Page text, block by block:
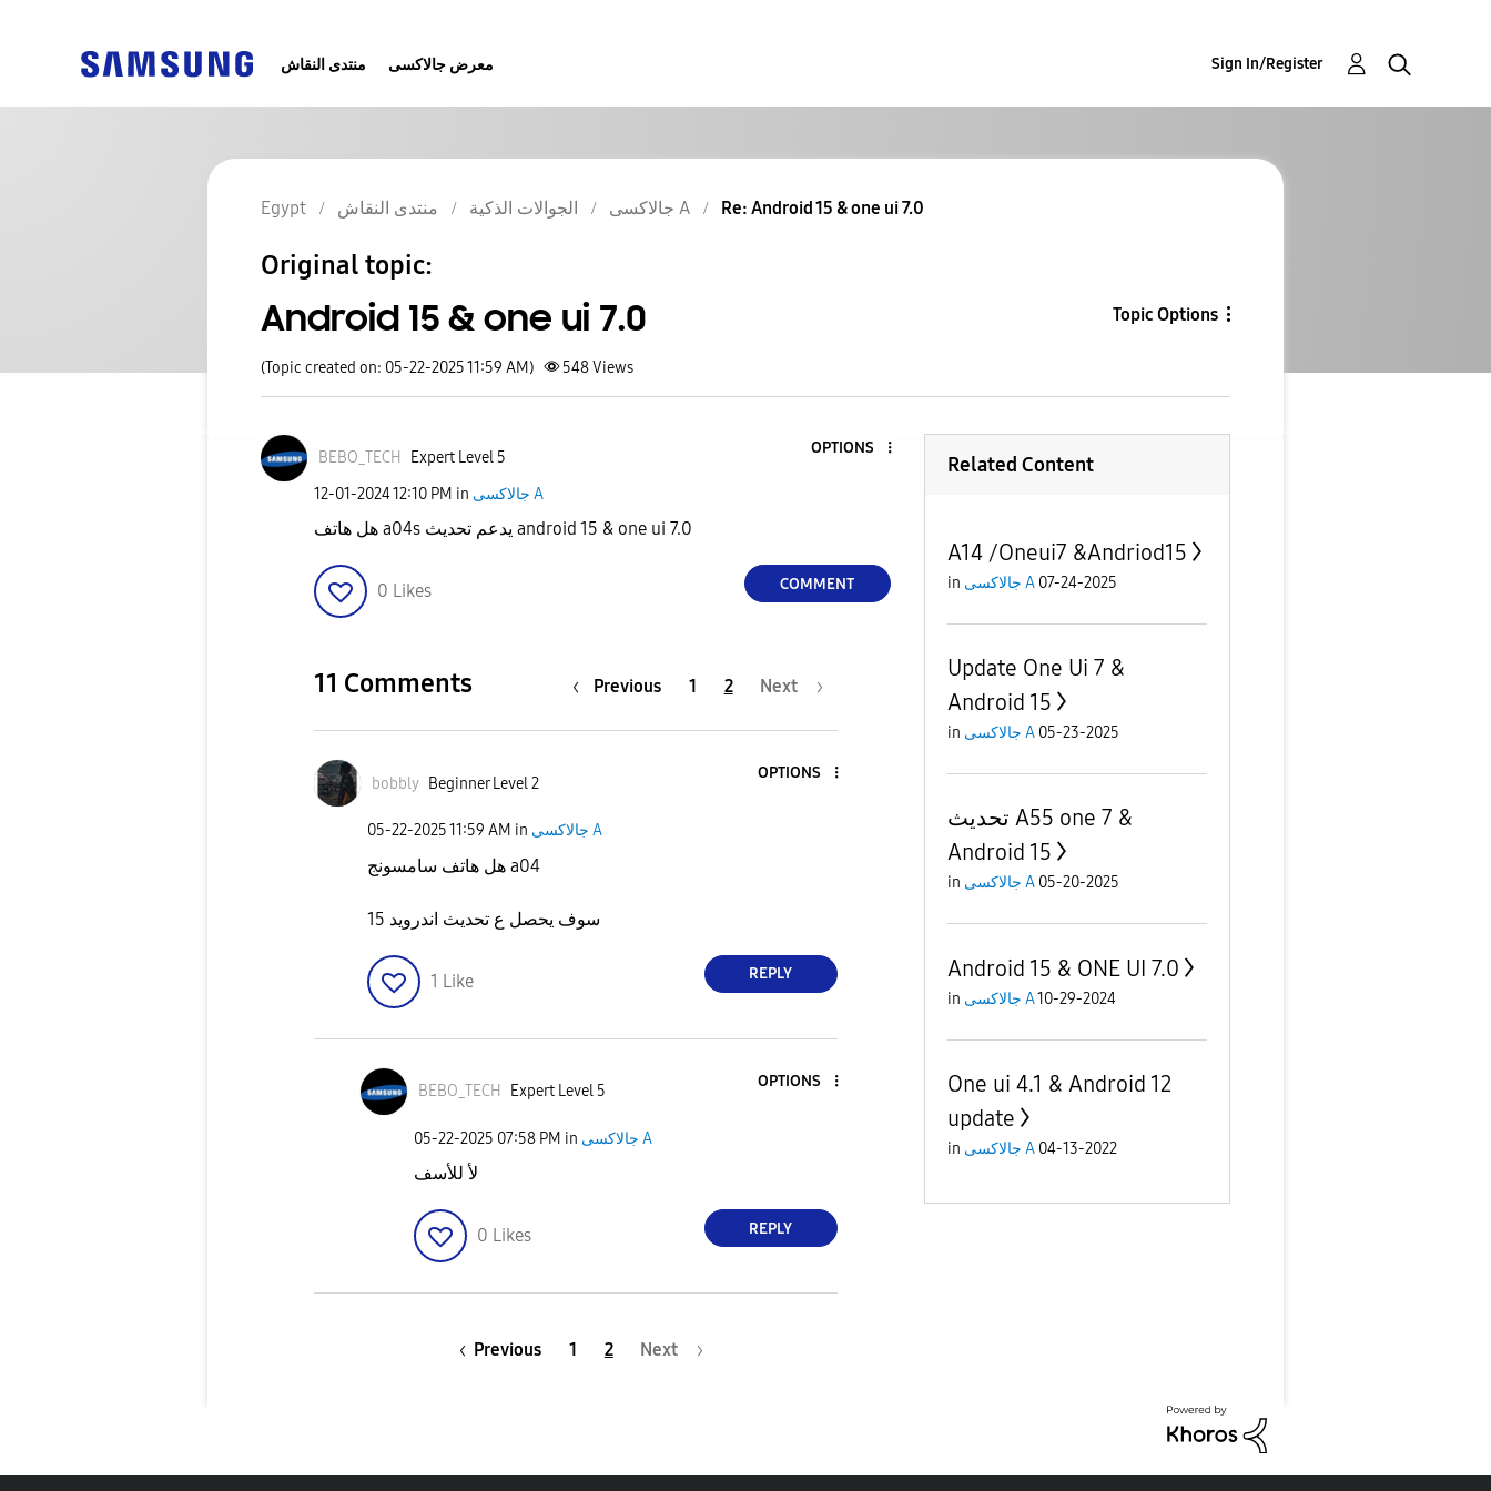
منتدى النقاش معرض جالاكسى Sign In/Register
Egypt منتدى النقاش الجوالات الذكية جالاكسى A Re: Android 15 & one ui 7.0
Original topic:
Android 15 & one ui 7.0 Topic Options
(Topic created on: 05-22-2025 11:59 AM) 548Views
BEBO_TECH Expert Level 5
OPTIONS
‎12-01-202412:10 PM in جالاكسى A
هل هاتف a04s يدعم تحديث android 15 & one ui 7.0
0 Likes COMMENT
11 Comments Previous 1 2 Next
bobbly Beginner Level 2
OPTIONS
‎05-22-202511:59 AM in جالاكسى A
هل هاتف سامسونج a04
سوف يحصل ع تحديث اندرويد 15
1 Like REPLY
BEBO_TECH Expert Level 5
OPTIONS
‎05-22-2025 07:58 PM in جالاكسى A
لأ للأسف
0 Likes REPLY
Previous 1 2 Next
Related Content
A14 /Oneui7 &Andriod15
in جالاكسى A 07-24-2025
Update One Ui 7 &
Android 15
in جالاكسى A 05-23-2025
تحديث A55 one 7 &
Android 15
in جالاكسى A 05-20-2025
Android 15 & ONE UI 7.0
in جالاكسى A10-29-2024
One ui 4.1 & Android 12
update
in جالاكسى A 04-13-2022